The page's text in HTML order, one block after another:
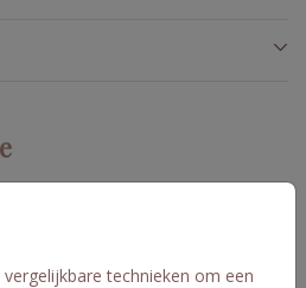
technieken om een